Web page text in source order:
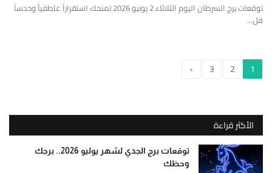
توقعات برج السرطان اليوم الثلاثاء 2 يونيو 2026 تمنحك استقراراً عاطفياً وحدساً
فل...
1
2
3
›
الأكثر قراءة
توقعات برج الجدي لشهر يوليو 2026.. برجك
وحظك